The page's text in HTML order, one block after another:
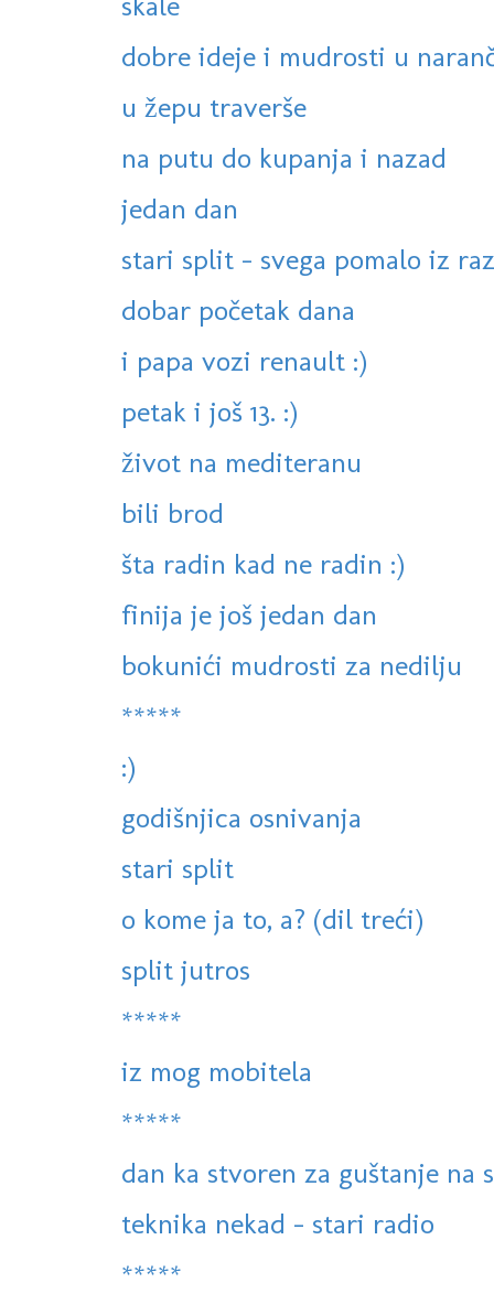
dobre ideje i mudrosti u
u žepu traverše
na putu do kupanja i nazad
jedan dan
stari split - svega pomalo iz
dobar početak dana
i papa vozi renault :)
petak i još 13. :)
život na mediteranu
bili brod
šta radin kad ne radin :)
finija je još jedan dan
bokunići mudrosti za nedilju
*****
:)
godišnjica osnivanja
stari split
o kome ja to, a? (dil treći)
split jutros
*****
iz mog mobitela
*****
dan ka stvoren za guštanje na
teknika nekad - stari radio
*****